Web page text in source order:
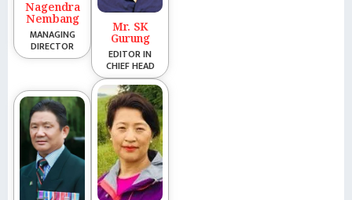
Nagendra
Nembang
MANAGING
DIRECTOR
Mr. SK
Gurung
EDITOR IN
CHIEF HEAD